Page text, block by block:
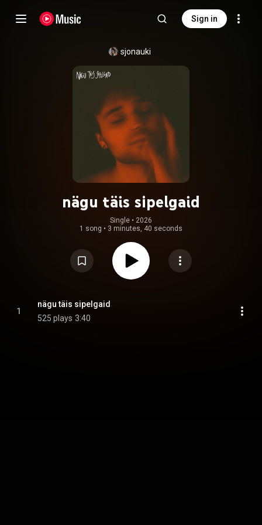
Sign in
sjonauki
nägu täis sipelgaid
Single • 2026
1 song • 3 minutes, 40 seconds
1
nägu täis sipelgaid
525 plays 3:40